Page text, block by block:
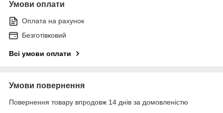
Умови оплати
Оплата на рахунок
Безготівковий
Всі умови оплати
Умови повернення
Повернення товару впродовж 14 днів за домовленістю